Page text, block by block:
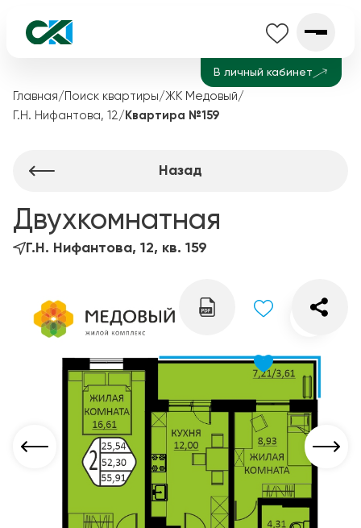
В личный кабинет
Главная/ Поиск квартиры/ЖК Медовый/
Г.Н. Нифантова, 12/ Квартира №159
Назад
Двухкомнатная
Г.Н. Нифантова, 12, кв. 159